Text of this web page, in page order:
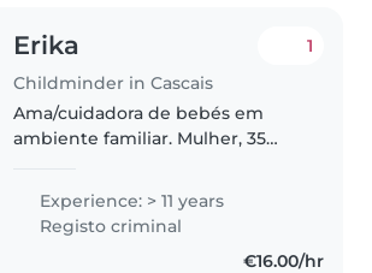
Erika
Childminder in Cascais
1
Ama/cuidadora de bebés em
ambiente familiar. Mulher, 35
para cuidar de bebés e crianças
pequenas em casa, em horário
fixo de segunda a sexta-feira...
Experience: > 11 years
Registo criminal
€16.00/hr